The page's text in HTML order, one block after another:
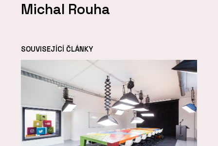
Michal Rouha
SOUVISEJÍCÍ ČLÁNKY